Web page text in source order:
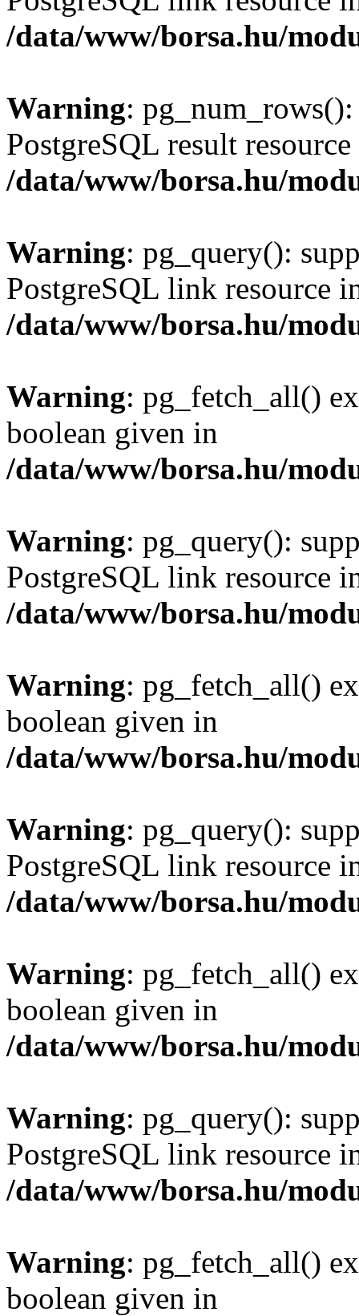
/data/www/borsa.hu/
Warning:
PostgreSQL result
/data/www/borsa.hu/
Warning: pg_query():
PostgreSQL link resource
/data/www/borsa.hu/
Warning: pg_fetch_all()
boolean given in
/data/www/borsa.hu/
Warning: pg_query():
PostgreSQL link resource
/data/www/borsa.hu/
Warning: pg_fetch_all()
boolean given in
/data/www/borsa.hu/
Warning: pg_query():
PostgreSQL link resource
/data/www/borsa.hu/
Warning: pg_fetch_all()
boolean given in
/data/www/borsa.hu/
Warning: pg_query():
PostgreSQL link resource
/data/www/borsa.hu/
Warning: pg_fetch_all()
boolean given in